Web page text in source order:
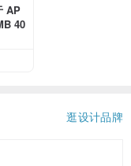
AP
40
逛设计品牌